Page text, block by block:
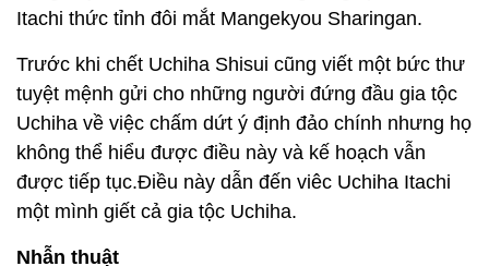
Itachi thức tỉnh đôi mắt Mangekyou Sharingan.
Trước khi chết Uchiha Shisui cũng viết một bức thư
tuyệt mệnh gửi cho những người đứng đầu gia tộc
Uchiha về việc chấm dứt ý định đảo chính nhưng họ
không thể hiểu được điều này và kế hoạch vẫn
được tiếp tục.Điều này dẫn đến viêc Uchiha Itachi
một mình giết cả gia tộc Uchiha.
Nhẫn thuật